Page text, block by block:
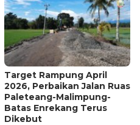
Target Rampung April
2026, Perbaikan Jalan Ruas
Paleteang-Malimpung-
Batas Enrekang Terus
Dikebut